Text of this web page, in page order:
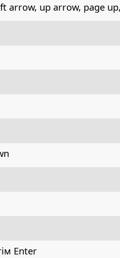
arrow, up arrow, page
Enter